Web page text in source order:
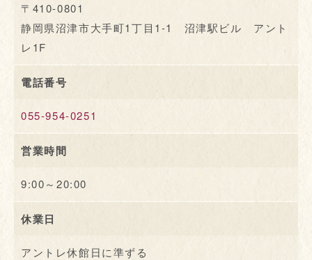
〒410-0801
静岡県沼津市大手町1丁目1-1 沼津駅ビル アント
レ1F
電話番号
055-954-0251
営業時間
9:00～20:00
休業日
アントレ休館日に準ずる